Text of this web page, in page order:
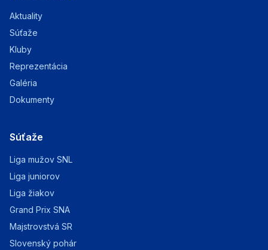
Aktuality
Súťaže
Kluby
Reprezentácia
Galéria
Dokumenty
Súťaže
Liga mužov SNL
Liga juniorov
Liga žiakov
Grand Prix SNA
Majstrovstvá SR
Slovenský pohár